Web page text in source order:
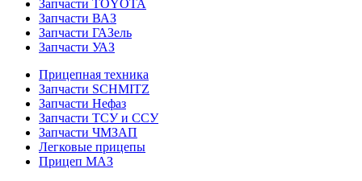
Запчасти TOYOTA
Запчасти ВАЗ
Запчасти ГАЗель
Запчасти УАЗ
Прицепная техника
Запчасти SCHMITZ
Запчасти Нефаз
Запчасти ТСУ и ССУ
Запчасти ЧМЗАП
Легковые прицепы
Прицеп МАЗ